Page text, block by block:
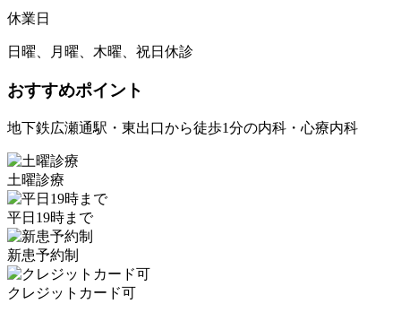
休業日
日曜、月曜、木曜、祝日休診
おすすめポイント
地下鉄広瀬通駅・東出口から徒歩1分の内科・心療内科
土曜診療
平日19時まで
新患予約制
クレジットカード可